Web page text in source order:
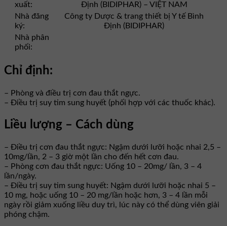
xuất:
Định (BIDIPHAR) – VIỆT NAM
Nhà đăng
ký:
Công ty Dược & trang thiết bị Y tế Bình
Định (BIDIPHAR)
Nhà phân
phối:
Chỉ định:
– Phòng và điều trị cơn đau thắt ngực.
– Điều trị suy tim sung huyết (phối hợp với các thuốc khác).
Liều lượng – Cách dùng
– Điều trị cơn đau thắt ngực: Ngậm dưới lưỡi hoặc nhai 2,5 –
10mg/lần, 2 – 3 giờ một lần cho đến hết cơn đau.
– Phòng cơn đau thắt ngực: Uống 10 – 20mg/ lần, 3 – 4
lần/ngày.
– Điều trị suy tim sung huyết: Ngậm dưới lưỡi hoặc nhai 5 –
10 mg, hoặc uống 10 – 20 mg/lần hoặc hơn, 3 – 4 lần mỗi
ngày rồi giảm xuống liều duy trì, lúc này có thể dùng viên giải
phóng chậm.